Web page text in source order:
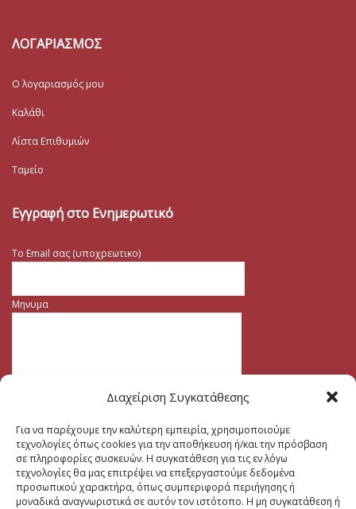
Διαχείριση Συγκατάθεσης
Για να παρέχουμε την καλύτερη εμπειρία, χρησιμοποιούμε
τεχνολογίες όπως cookies για την αποθήκευση ή/και την πρόσβαση
σε πληροφορίες συσκευών. Η συγκατάθεση για τις εν λόγω
τεχνολογίες θα μας επιτρέψει να επεξεργαστούμε δεδομένα
προσωπικού χαρακτήρα, όπως συμπεριφορά περιήγησης ή
μοναδικά αναγνωριστικά σε αυτόν τον ιστότοπο. Η μη συγκατάθεση ή
ΛΟΓΑΡΙΑΣΜΟΣ
Ο λογαριασμός μου
Καλάθι
Λίστα Επιθυμιών
Ταμείο
Εγγραφή στο Ενημερωτικό
Το Email σας (υποχρεωτικο)
Μηνυμα